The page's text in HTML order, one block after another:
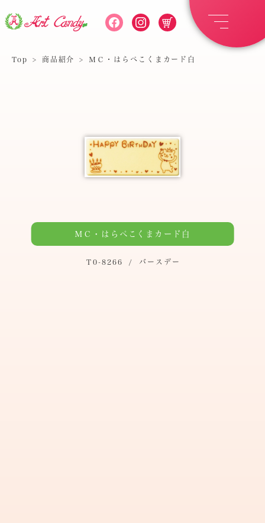
Top > 商品紹介 > ＭＣ・はらぺこくまカード白
ＭＣ・はらぺこくまカード白
Ｔ0-8266 / バースデー